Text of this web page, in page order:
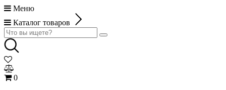
Меню
Каталог товаров
0